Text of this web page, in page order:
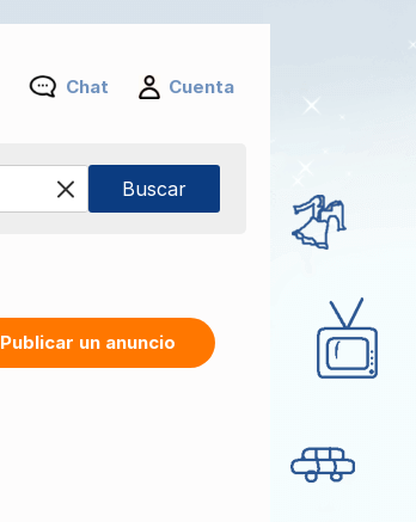
Chat Cuenta
Publicar un anuncio